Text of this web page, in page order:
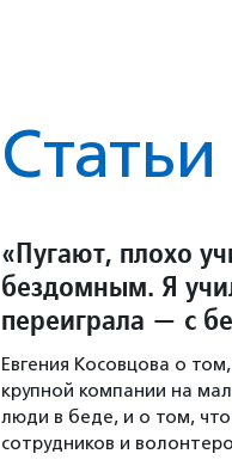
Статьи
«Пугают, плохо
бездомным. Я
переиграла — с
Евгения Косовцова о
крупной компании на
люди в беде, и о том,
сотрудников и